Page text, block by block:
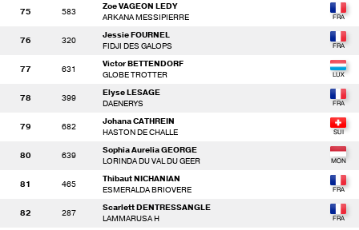
75 583
Zoe VAGEON LEDY
ARKANA MESSIPIERRE
76 320
Jessie FOURNEL
FIDJI DES GALOPS
77 631
Victor BETTENDORF
GLOBE TROTTER
78 399
Elyse LESAGE
DAENERYS
79 682
Johana CATHREIN
HASTON DE CHALLE
80 639
Sophia Aurelia GEORGE
LORINDA DU VAL DU GEER
81 465
Thibaut NICHANIAN
ESMERALDA BRIOVERE
82 287
Scarlett DENTRESSANGLE
LAMMARUSA H